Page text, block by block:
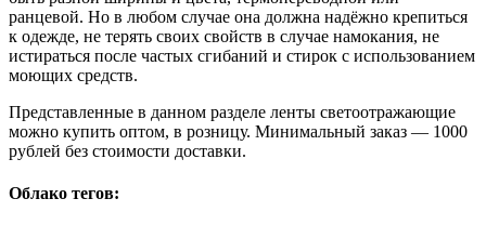
ранцевой. Но в любом случае она должна надёжно крепиться
к одежде, не терять своих свойств в случае намокания, не
истираться после частых сгибаний и стирок с использованием
моющих средств.
Представленные в данном разделе ленты светоотражающие
можно купить оптом, в розницу. Минимальный заказ — 1000
рублей без стоимости доставки.
Облако тегов: